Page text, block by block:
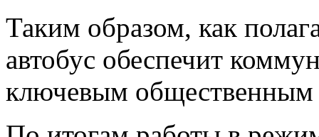
Таким образом, как
автобус обеспечит
ключевым общественным